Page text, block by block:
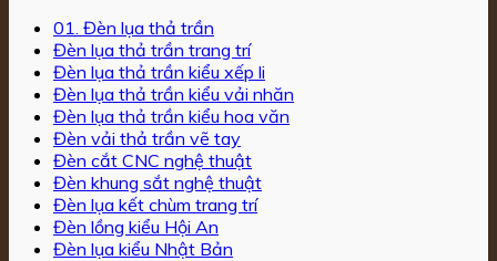
01. Đèn lụa thả trần
Đèn lụa thả trần trang trí
Đèn lụa thả trần kiểu xếp li
Đèn lụa thả trần kiểu vải nhăn
Đèn lụa thả trần kiểu hoa văn
Đèn vải thả trần vẽ tay
Đèn cắt CNC nghệ thuật
Đèn khung sắt nghệ thuật
Đèn lụa kết chùm trang trí
Đèn lồng kiểu Hội An
Đèn lụa kiểu Nhật Bản